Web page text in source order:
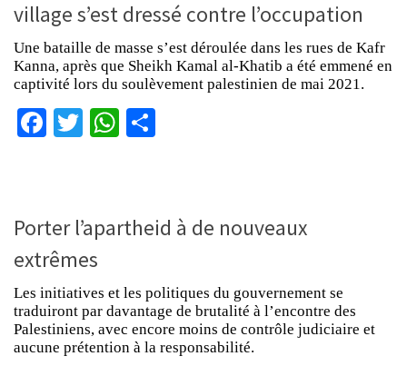
village s’est dressé contre l’occupation
Une bataille de masse s’est déroulée dans les rues de Kafr
Kanna, après que Sheikh Kamal al-Khatib a été emmené en
captivité lors du soulèvement palestinien de mai 2021.
Facebook
TwitterWhatsApp
Porter l’apartheid à de nouveaux
extrêmes
Les initiatives et les politiques du gouvernement se
traduiront par davantage de brutalité à l’encontre des
Palestiniens, avec encore moins de contrôle judiciaire et
aucune prétention à la responsabilité.